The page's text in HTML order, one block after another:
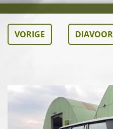
VORIGE